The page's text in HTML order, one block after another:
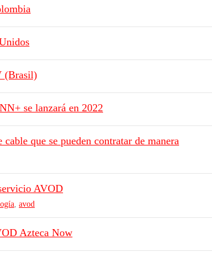
(Brasil)
se lanzará en 2022
que se pueden contratar de manera
AVOD
, avod
Azteca Now